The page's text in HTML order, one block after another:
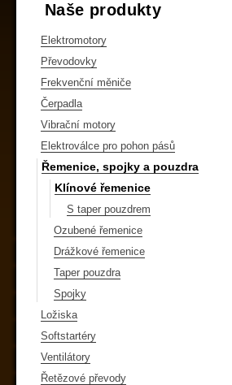
Naše produkty
Elektromotory
Převodovky
Frekvenční měniče
Čerpadla
Vibrační motory
Elektroválce pro pohon pásů
Řemenice, spojky a pouzdra
Klínové řemenice
S taper pouzdrem
Ozubené řemenice
Drážkové řemenice
Taper pouzdra
Spojky
Ložiska
Softstartéry
Ventilátory
Řetězové převody